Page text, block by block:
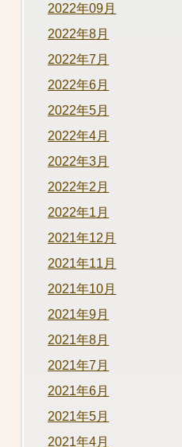
2022年09月
2022年8月
2022年7月
2022年6月
2022年5月
2022年4月
2022年3月
2022年2月
2022年1月
2021年12月
2021年11月
2021年10月
2021年9月
2021年8月
2021年7月
2021年6月
2021年5月
2021年4月